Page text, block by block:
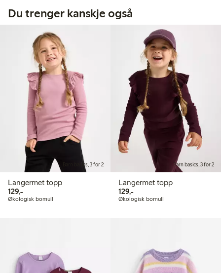
Du trenger kanskje også
Barn basics, 3 for 2
Langermet topp
129,-129,00 kr
Økologisk bomull
Barn basics, 3 for 2
Langermet topp
129,-129,00 kr
Økologisk bomull